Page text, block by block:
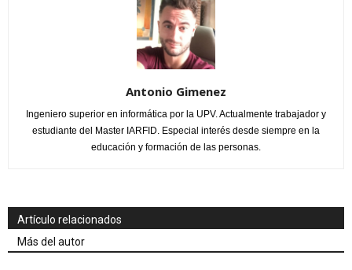
Antonio Gimenez
Ingeniero superior en informática por la UPV. Actualmente trabajador y
estudiante del Master IARFID. Especial interés desde siempre en la
educación y formación de las personas.
Artículo relacionados
Más del autor